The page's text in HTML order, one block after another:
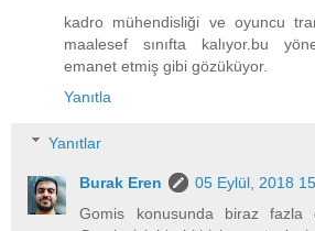
kadro mühendisliği ve oyuncu
maalesef sınıfta kalıyor.bu
emanet etmiş gibi gözüküyor.
Yanıtla
Yanıtlar
Burak Eren
05 Eylül, 2018
Gomis konusunda biraz fazla